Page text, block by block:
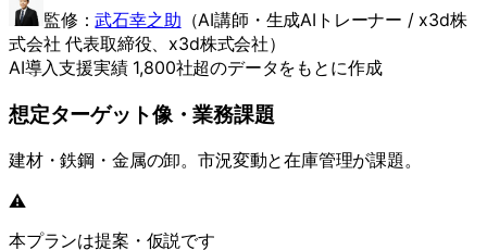
監修：武石幸之助 （AI講師・生成AIトレーナー / x3d株
式会社 代表取締役 、x3d株式会社）
AI導入支援実績 1,800社超のデータをもとに作成
想定ターゲット像・業務課題
建材・鉄鋼・金属の卸。市況変動と在庫管理が課題。
⚠️
本プランは提案・仮説です